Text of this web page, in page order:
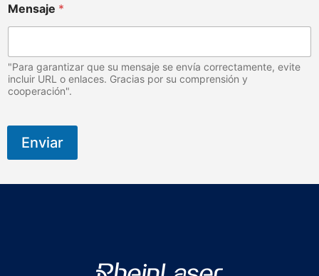
o
a
r
a
Mensaje *
"Para garantizar que su mensaje se envía correctamente, evite
incluir URL o enlaces. Gracias por su comprensión y
cooperación".
Enviar